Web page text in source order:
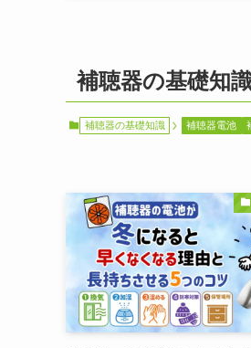
補聴器の基礎知
補聴器の基礎知識 補聴器電池